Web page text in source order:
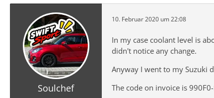
Soulchef
10. Februar 2020 um 22:08
In my case coolant level is
didn't notice any change.
Anyway I went to my Suzuki
The code on invoice is 990F0-